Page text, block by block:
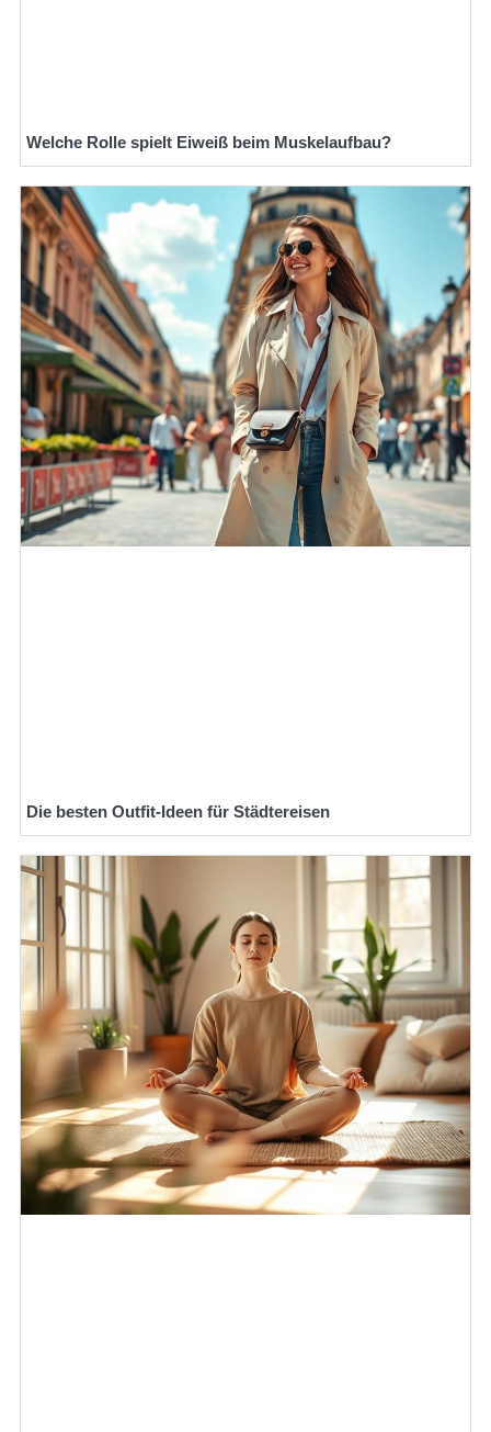
Welche Rolle spielt Eiweiß beim Muskelaufbau?
Die besten Outfit-Ideen für Städtereisen